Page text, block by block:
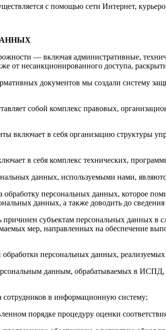
с помощью сети Интернет,
— включая административные,
от несанкционированного доступа,
документов мы создали систему
собой комплекс правовых,
включает в себя организацию структуры
в себя комплекс технических,
данных, используемыми нами,
обработку персональных данных, которое
данных, а также доводить до
причинен субъектам персональных данных
мер, направленных на обеспечение
персональных данных,
данным, обрабатываемых в
в информационную систему;
порядке процедуру оценки